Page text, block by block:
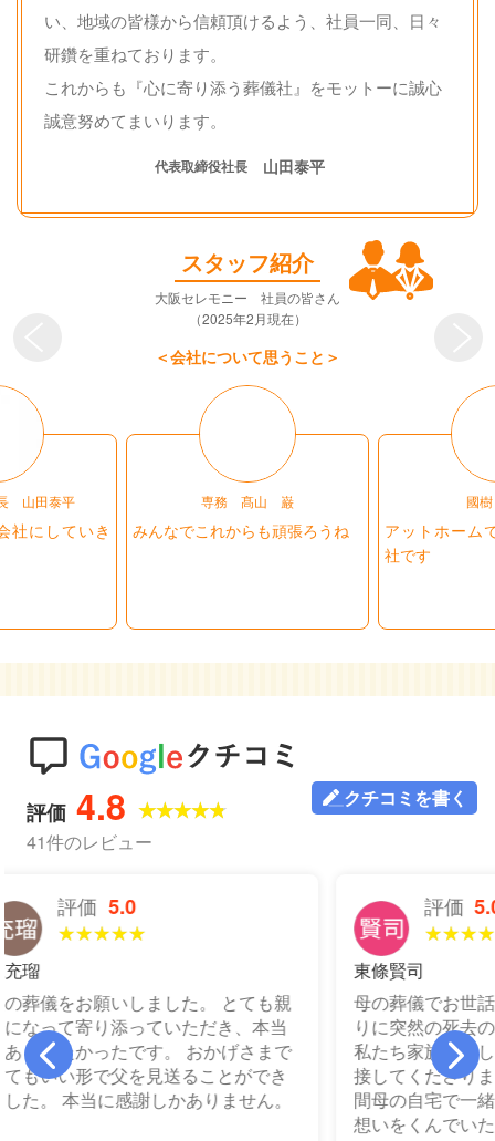
い、 地域の皆様から信頼頂けるよう、社員一同、日々
研鑽を重ねております。
これからも『心に寄り添う葬儀社』をモットーに誠心
誠意努めてまいります。
代表取締役社長 山田泰平
スタッフ紹介
大阪セレモニー 社員の皆さん
（2025年2月現在）
＜会社について思うこと＞
山田泰平
社にしていき
専務 髙山 巌
みんなでこれからも頑張ろうね
國
アットホーム
社です
評価 4.8 ★★★★★
41件のレビュー
クチコミを書く
親
当
で
き
。
母の葬儀でお世話になりました。 あま
りに突然の死去のため呆然としていた
私たち家族に対し、親身になって終始
接してくださりました。 告別式までの
間母の自宅で一緒に過ごしたいという
先
し
で
田
ー
れ